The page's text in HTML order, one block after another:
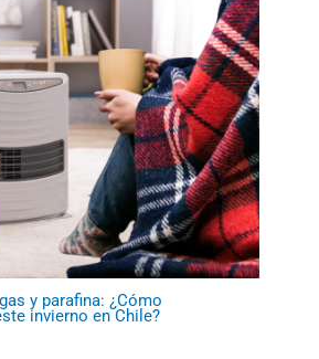
y parafina: ¿Cómo
invierno en Chile?